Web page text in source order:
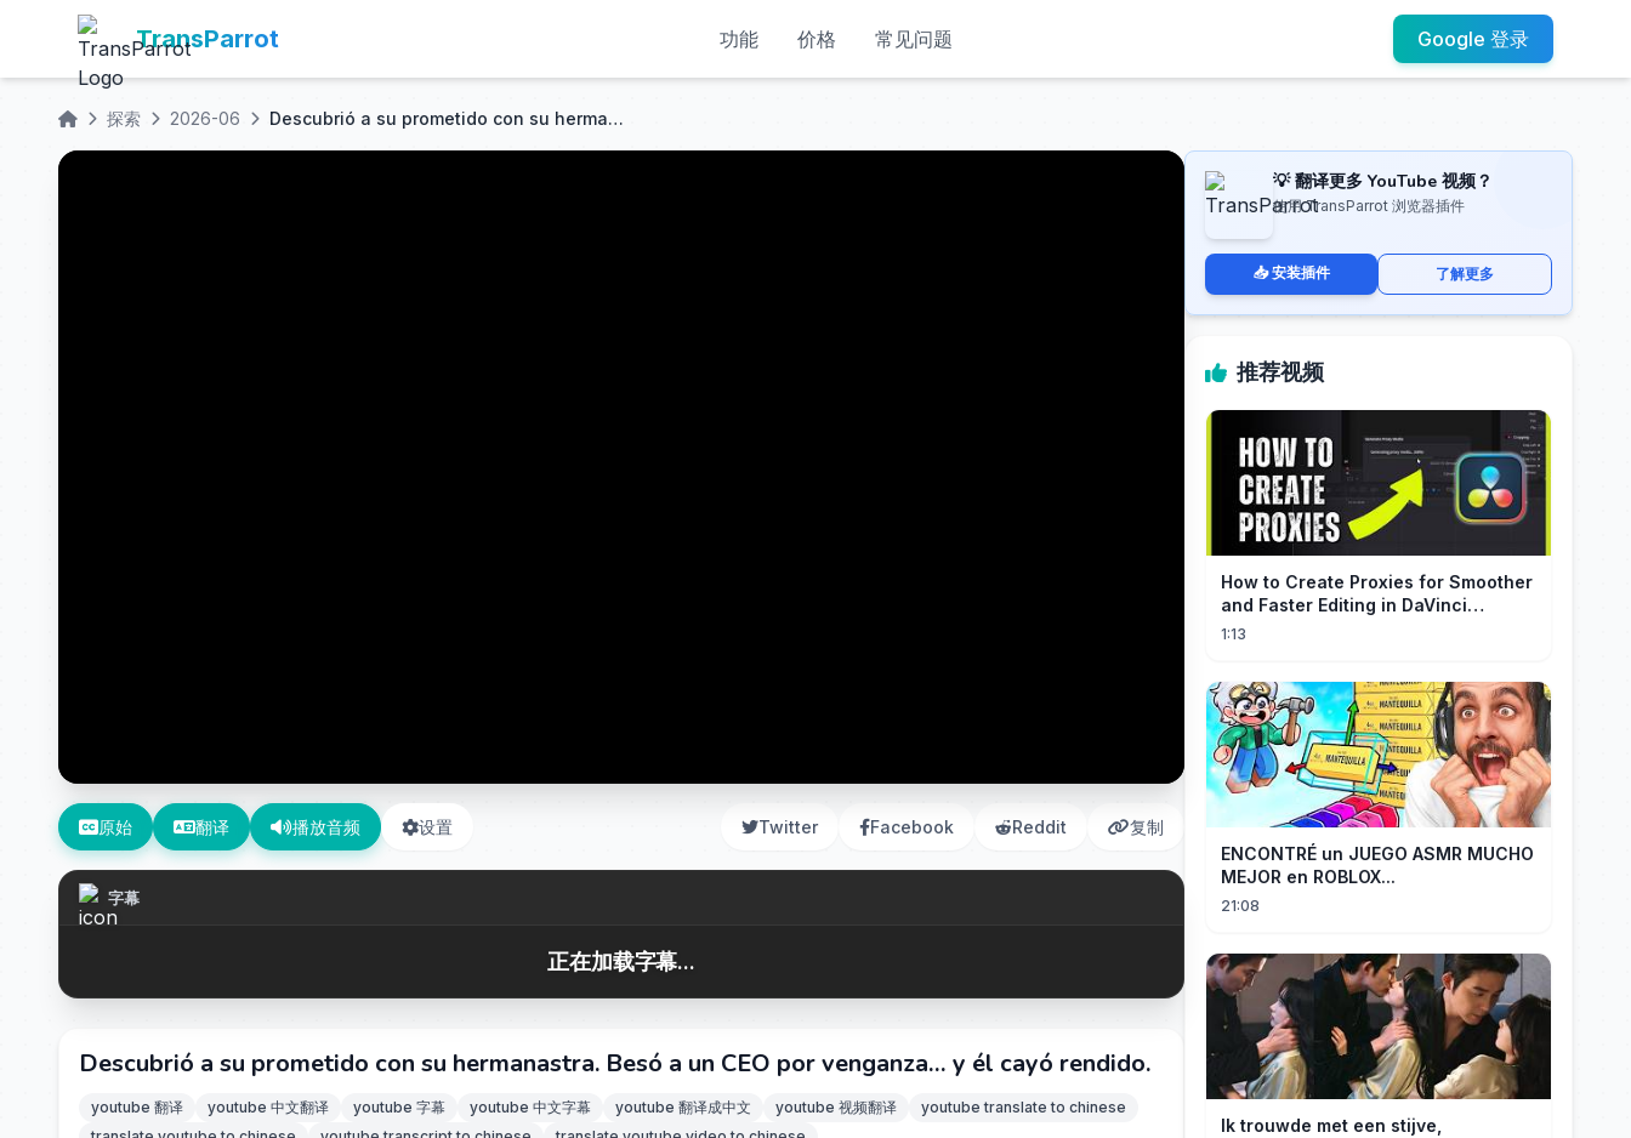
TransParrot 功能 价格 常见问题 Google 登录
探索 2026-06 Descubrió a su prometido con su hermanastra. Besó a un CEO por venganza… y él cayó rendido.
原始 翻译 播放音频 设置 Twitter Facebook Reddit 复制
字幕
正在加载字幕...
Descubrió a su prometido con su hermanastra. Besó a un CEO por venganza… y él cayó rendido.
youtube 翻译 youtube 中文翻译 youtube 字幕 youtube 中文字幕 youtube 翻译成中文 youtube 视频翻译
youtube translate to chinese
💡 翻译更多 YouTube 视频？
使用 TransParrot 浏览器插件
📥 安装插件 了解更多
推荐视频
How to Create Proxies for Smoother
and Faster Editing in DaVinci
Resolve
1:13
ENCONTRÉ un JUEGO ASMR MUCHO
MEJOR en ROBLOX...
21:08
Ik trouwde met een stijve,